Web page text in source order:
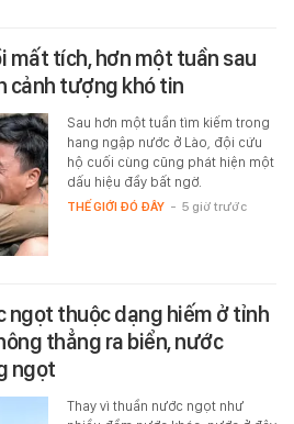
mất tích, hơn một tuần sau
cảnh tượng khó tin
Sau hơn một tuần tìm kiếm trong
hang ngập nước ở Lào, đội cứu
hộ cuối cùng cũng phát hiện một
dấu hiệu đầy bất ngờ.
THẾ GIỚI ĐÓ ĐÂY - 5 giờ trước
ngọt thuộc dạng hiếm ở tỉnh
thẳng ra biển, nước
ngọt
Thay vì thuần nước ngọt như